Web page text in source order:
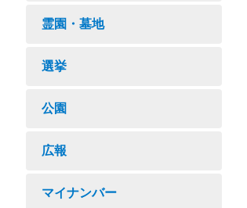
霊園・墓地
選挙
公園
広報
マイナンバー